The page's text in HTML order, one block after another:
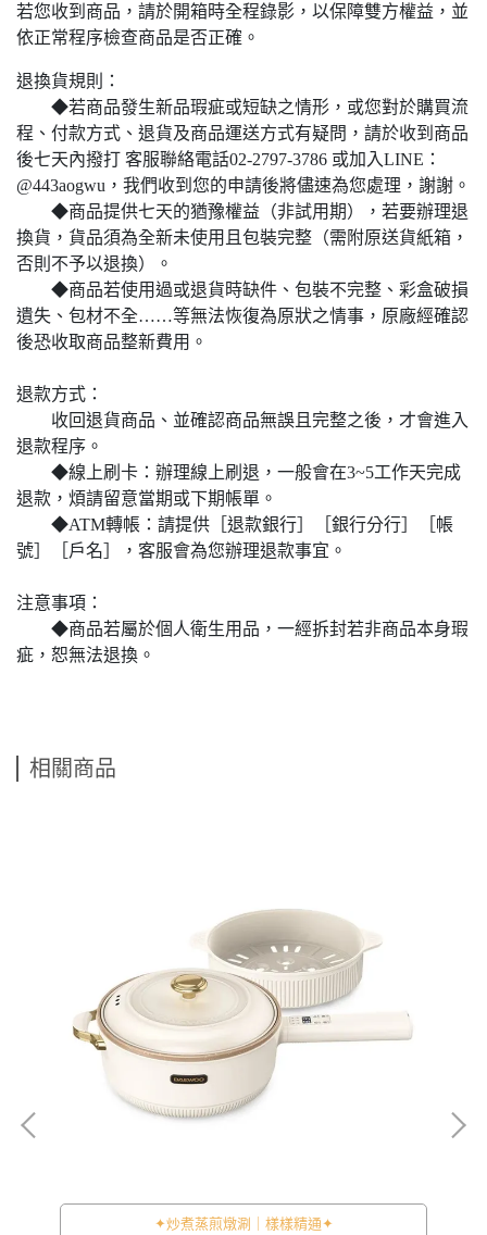
若您收到商品，請於開箱時全程錄影，以保障雙方權益，並
依正常程序檢查商品是否正確。
退換貨規則：
◆若商品發生新品瑕疵或短缺之情形，或您對於購買流
程、付款方式、退貨及商品運送方式有疑問，請於收到商品
後七天內撥打 客服聯絡電話02-2797-3786 或加入LINE：
@443aogwu ，我們收到您的申請後將儘速為您處理，謝謝。
◆商品提供七天的猶豫權益（非試用期），若要辦理退
換貨，貨品須為全新未使用且包裝完整（需附原送貨紙箱，
否則不予以退換）。
◆商品若使用過或退貨時缺件、包裝不完整、彩盒破損
遺失、包材不全……等無法恢復為原狀之情事，原廠經確認
後恐收取商品整新費用。
退款方式：
收回退貨商品、並確認商品無誤且完整之後，才會進入
退款程序。
◆線上刷卡：辦理線上刷退，一般會在3~5工作天完成
退款，煩請留意當期或下期帳單。
◆ATM轉帳：請提供［退款銀行］［銀行分行］［帳
號］［戶名］，客服會為您辦理退款事宜。
注意事項：
◆商品若屬於個人衛生用品，一經拆封若非商品本身瑕
疵，恕無法退換。
相關商品
✦炒煮蒸煎燉涮｜樣樣精通✦